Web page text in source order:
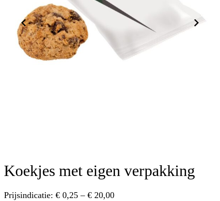
Koekjes met eigen verpakking
Prijsindicatie: € 0,25 – € 20,00